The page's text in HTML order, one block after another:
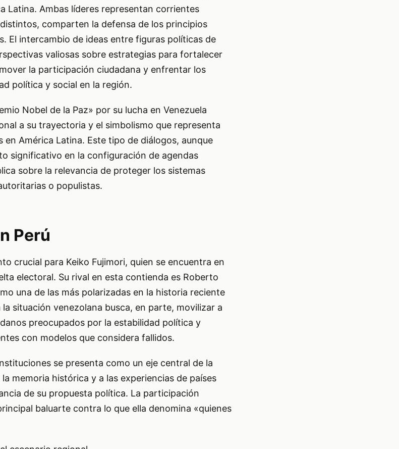
Latina. Ambas líderes representan corrientes
comparten la defensa de los principios
El intercambio de ideas entre figuras políticas de
valiosas sobre estrategias para fortalecer
la participación ciudadana y enfrentar los
política y social en la región.
Nobel de la Paz» por su lucha en Venezuela
a su trayectoria y el simbolismo que representa
América Latina. Este tipo de diálogos, aunque
significativo en la configuración de agendas
sobre la relevancia de proteger los sistemas
o populistas.
Perú
crucial para Keiko Fujimori, quien se encuentra en
electoral. Su rival en esta contienda es Roberto
una de las más polarizadas en la historia reciente
situación venezolana busca, en parte, movilizar a
preocupados por la estabilidad política y
con modelos que considera fallidos.
se presenta como un eje central de la
memoria histórica y a las experiencias de países
de su propuesta política. La participación
baluarte contra lo que ella denomina «quienes